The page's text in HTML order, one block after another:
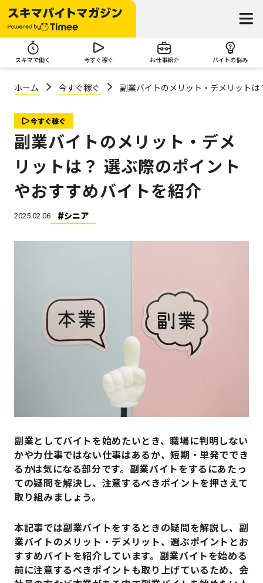
スキマで働く 今すぐ稼ぐ お仕事紹介 バイトの悩み
ホーム 今すぐ稼ぐ 副業バイトのメリット・デメリット
今すぐ稼ぐ
副業バイトのメリット・デメ
リットは？ 選ぶ際のポイント
やおすすめバイトを紹介
2025.02.06 シニア
副業としてバイトを始めたいとき、職場に判明しない
かや力仕事ではない仕事はあるか、短期・単発ででき
るかは気になる部分です。副業バイトをするにあたっ
ての疑問を解決し、注意するべきポイントを押さえて
取り組みましょう。
本記事では副業バイトをするときの疑問を解説し、副
業バイトのメリット・デメリット、選ぶポイントとお
すすめバイトを紹介しています。副業バイトを始める
前に注意するべきポイントも取り上げているため、会